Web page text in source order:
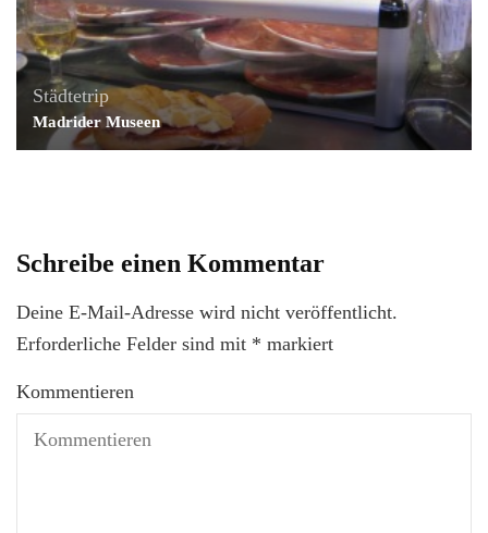
Städtetrip
Madrider Museen
Schreibe einen Kommentar
Deine E-Mail-Adresse wird nicht veröffentlicht.
Erforderliche Felder sind mit * markiert
Kommentieren